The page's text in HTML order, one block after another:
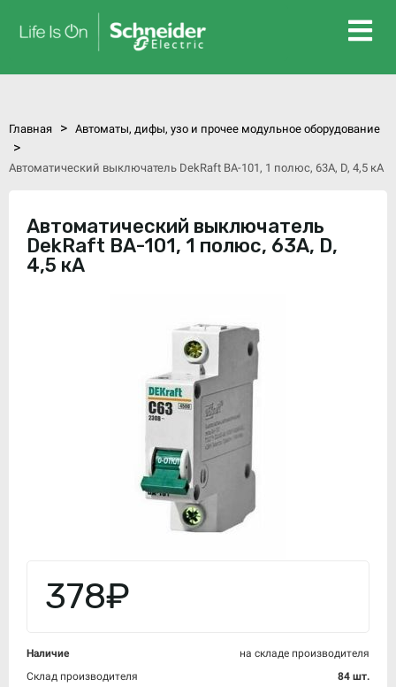
Главная > Автоматы, дифы, узо и прочее модульное оборудование
>
Автоматический выключатель DekRaft ВА-101, 1 полюс, 63А, D, 4,5 кА
Автоматический выключатель
DekRaft ВА-101, 1 полюс, 63А, D,
4,5 кА
378₽
Наличие
на складе производителя
Склад производителя
84 шт.